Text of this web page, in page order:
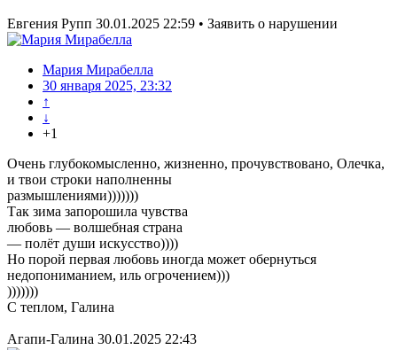
Евгения Рупп 30.01.2025 22:59 • Заявить о нарушении
Мария Мирабелла
30 января 2025, 23:32
↑
↓
+1
Очень глубокомысленно, жизненно, прочувствовано, Олечка,
и твои строки наполненны
размышлениями)))))))
Так зима запорошила чувства
любовь — волшебная страна
— полёт души искусство))))
Но порой первая любовь иногда может обернуться
недопониманием, иль огрочением)))
)))))))
С теплом, Галина
Агапи-Галина 30.01.2025 22:43